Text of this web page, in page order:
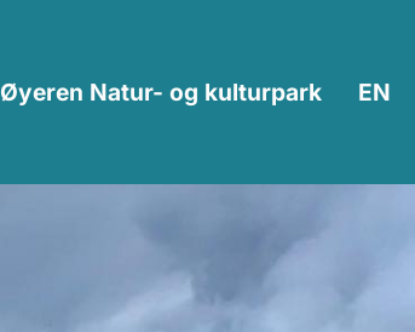
Øyeren Natur- og kulturpark EN